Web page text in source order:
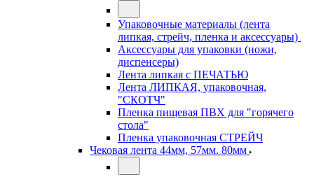
Упаковочные материалы (лента
липкая, стрейч, пленка и аксессуары)
Аксессуары для упаковки (ножи,
диспенсеры)
Лента липкая с ПЕЧАТЬЮ
Лента ЛИПКАЯ, упаковочная,
"СКОТЧ"
Пленка пищевая ПВХ для "горячего
стола"
Пленка упаковочная СТРЕЙЧ
Чековая лента 44мм, 57мм. 80мм